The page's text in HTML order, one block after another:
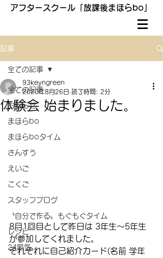
アフタースクール「放課後まほらbo」
記事
全ての記事
お知らせ
まほらbo
まほらboタイム
さんすう
えいご
こくご
スタッフブログ
〝自分で作る〟もぐもぐタイム
レシピ
24節気
全ての記事
体験会 始まりました。
93keyngreen
2020年8月26日 読了時間: 2分
8月1回目として昨日は 3年生〜5年生
が参加してくれました。
それぞれに自己紹介カード(名前 学年